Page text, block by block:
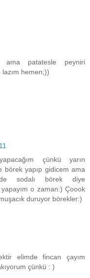
ama patatesle peyniri
lazım hemen;))
çünkü yarın
börek yapıp gidicem ama
sodalı börek diye
o zaman:) Çoook
duruyor börekler:)
elimde fincan çayım
çünkü : )